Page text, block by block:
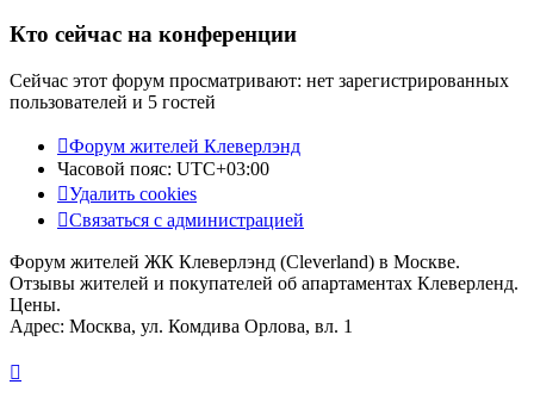
Кто сейчас на конференции
Сейчас этот форум просматривают: нет зарегистрированных
пользователей и 5 гостей
Форум жителей Клеверлэнд
Часовой пояс: UTC+03:00
Удалить cookies
Связаться с администрацией
Форум жителей ЖК Клеверлэнд (Cleverland) в Москве.
Отзывы жителей и покупателей об апартаментах Клеверленд.
Цены.
Адрес: Москва, ул. Комдива Орлова, вл. 1